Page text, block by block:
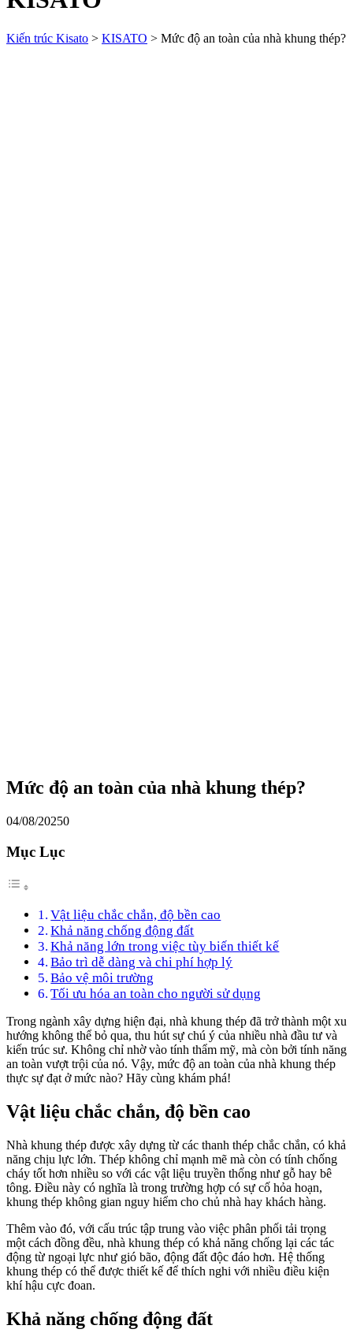
Kiến trúc Kisato > KISATO > Mức độ an toàn của nhà khung thép?
Mức độ an toàn của nhà khung thép?
04/08/20250
Mục Lục
Vật liệu chắc chắn, độ bền cao
Khả năng chống động đất
Khả năng lớn trong việc tùy biến thiết kế
Bảo trì dễ dàng và chi phí hợp lý
Bảo vệ môi trường
Tối ưu hóa an toàn cho người sử dụng
Trong ngành xây dựng hiện đại, nhà khung thép đã trở thành một xu
hướng không thể bỏ qua, thu hút sự chú ý của nhiều nhà đầu tư và
kiến trúc sư. Không chỉ nhờ vào tính thẩm mỹ, mà còn bởi tính năng
an toàn vượt trội của nó. Vậy, mức độ an toàn của nhà khung thép
thực sự đạt ở mức nào? Hãy cùng khám phá!
Vật liệu chắc chắn, độ bền cao
Nhà khung thép được xây dựng từ các thanh thép chắc chắn, có khả
năng chịu lực lớn. Thép không chỉ mạnh mẽ mà còn có tính chống
cháy tốt hơn nhiều so với các vật liệu truyền thống như gỗ hay bê
tông. Điều này có nghĩa là trong trường hợp có sự cố hỏa hoạn,
khung thép không gian nguy hiểm cho chủ nhà hay khách hàng.
Thêm vào đó, với cấu trúc tập trung vào việc phân phối tải trọng
một cách đồng đều, nhà khung thép có khả năng chống lại các tác
động từ ngoại lực như gió bão, động đất độc đáo hơn. Hệ thống
khung thép có thể được thiết kế để thích nghi với nhiều điều kiện
khí hậu cực đoan.
Khả năng chống động đất